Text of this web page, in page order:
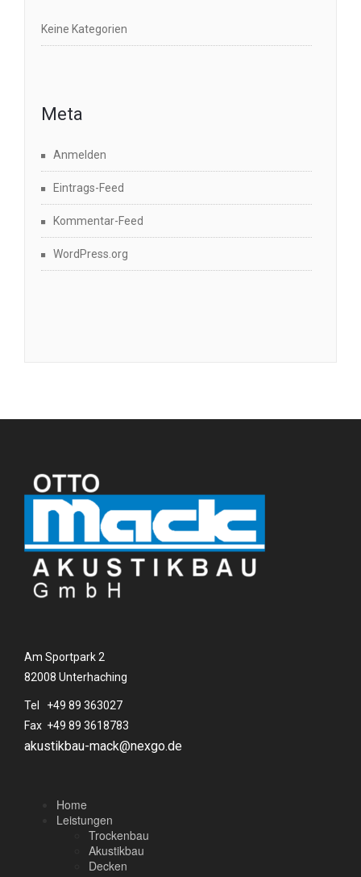
Keine Kategorien
Meta
Anmelden
Eintrags-Feed
Kommentar-Feed
WordPress.org
Am Sportpark 2
82008 Unterhaching
Tel +49 89 363027
Fax +49 89 3618783
akustikbau-mack@nexgo.de
Home
Leistungen
Trockenbau
Akustikbau
Decken